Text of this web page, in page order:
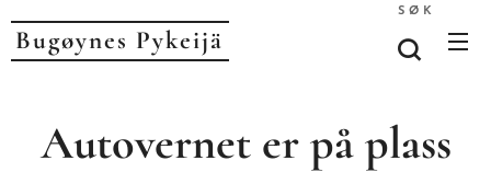
Bugøynes Pykeijä
SØK
Autovernet er på plass